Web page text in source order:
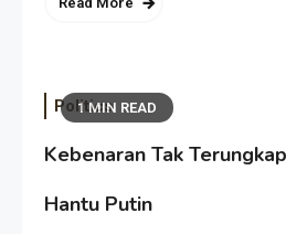
1 MIN READ
Politics
Kebenaran Tak
Hantu Putin